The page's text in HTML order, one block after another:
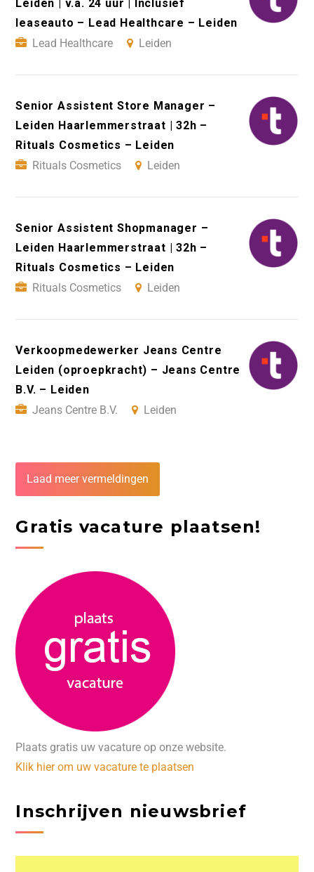
Leiden | v.a. 24 uur | Inclusief
leaseauto – Lead Healthcare – Leiden
Lead Healthcare
Leiden
Senior Assistent Store Manager –
Leiden Haarlemmerstraat | 32h –
Rituals Cosmetics – Leiden
Rituals Cosmetics
Leiden
Senior Assistent Shopmanager –
Leiden Haarlemmerstraat | 32h –
Rituals Cosmetics – Leiden
Rituals Cosmetics
Leiden
Verkoopmedewerker Jeans Centre
Leiden (oproepkracht) – Jeans Centre
B.V. – Leiden
Jeans Centre B.V.
Leiden
Laad meer vermeldingen
Gratis vacature plaatsen!
Plaats gratis uw vacature op onze website.
Klik hier om uw vacature te plaatsen
Inschrijven nieuwsbrief